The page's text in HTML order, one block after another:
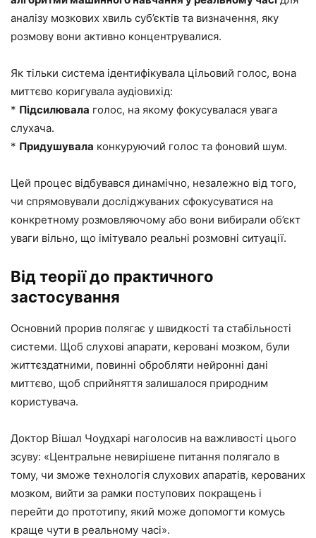
аналізу мозкових хвиль суб’єктів та визначення, яку
розмову вони активно концентрувалися.
Як тільки система ідентифікувала цільовий голос, вона
миттєво коригувала аудіовихід:
* Підсилювала голос, на якому фокусувалася увага
слухача.
* Придушувала конкуруючий голос та фоновий шум.
Цей процес відбувався динамічно, незалежно від того,
чи спрямовували досліджуваних сфокусуватися на
конкретному розмовляючому або вони вибирали об’єкт
уваги вільно, що імітувало реальні розмовні ситуації.
Від теорії до практичного
застосування
Основний прорив полягає у швидкості та стабільності
системи. Щоб слухові апарати, керовані мозком, були
життєздатними, повинні обробляти нейронні дані
миттєво, щоб сприйняття залишалося природним
користувача.
Доктор Вішал Чоудхарі наголосив на важливості цього
зсуву: «Центральне невирішене питання полягало в
тому, чи зможе технологія слухових апаратів, керованих
мозком, вийти за рамки поступових покращень і
перейти до прототипу, який може допомогти комусь
краще чути в реальному часі».